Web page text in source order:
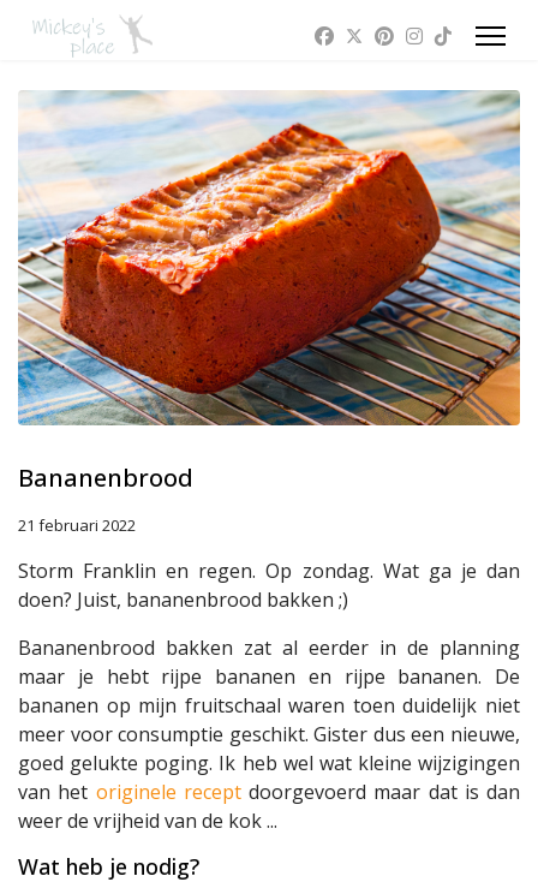
Bananenbrood
21 februari 2022
Storm Franklin en regen. Op zondag. Wat ga je dan
doen? Juist, bananenbrood bakken ;)
Bananenbrood bakken zat al eerder in de planning
maar je hebt rijpe bananen en rijpe bananen. De
bananen op mijn fruitschaal waren toen duidelijk niet
meer voor consumptie geschikt. Gister dus een nieuwe,
goed gelukte poging. Ik heb wel wat kleine wijzigingen
van het originele receptdoorgevoerd maar dat is dan
weer de vrijheid van de kok ...
Wat heb je nodig?